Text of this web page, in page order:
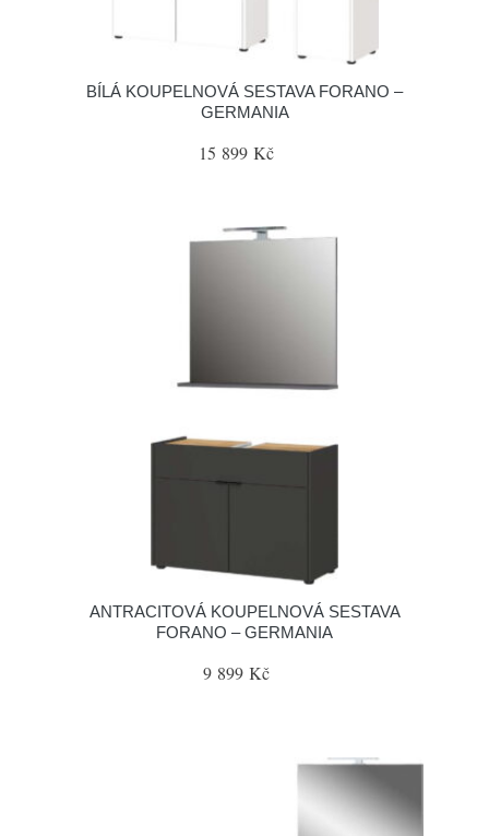
BÍLÁ KOUPELNOVÁ SESTAVA FORANO –
GERMANIA
15 899 Kč
ANTRACITOVÁ KOUPELNOVÁ SESTAVA
FORANO – GERMANIA
9 899 Kč